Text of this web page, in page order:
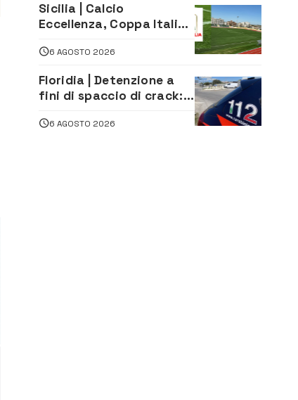
Sicilia | Calcio
Eccellenza, Coppa Italia:
andata
6 AGOSTO 2026
Floridia | Detenzione a
fini di spaccio di crack:
6 AGOSTO 2026